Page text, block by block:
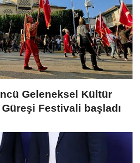
Geleneksel Kültür
Festivali başladı